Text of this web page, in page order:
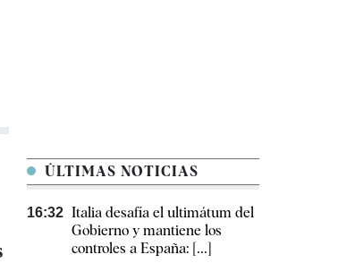
ÚLTIMAS NOTICIAS
16:32 Italia desafía el ultimátum del
Gobierno y mantiene los
controles a España: [...]